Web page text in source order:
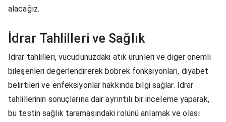
alacağız.
İdrar Tahlilleri ve Sağlık
İdrar tahlilleri, vücudunuzdaki atık ürünleri ve diğer önemli
bileşenleri değerlendirerek böbrek fonksiyonları, diyabet
belirtileri ve enfeksiyonlar hakkında bilgi sağlar. İdrar
tahlillerinin sonuçlarına dair ayrıntılı bir inceleme yaparak,
bu testin sağlık taramasındaki rolünü anlamak ve olası